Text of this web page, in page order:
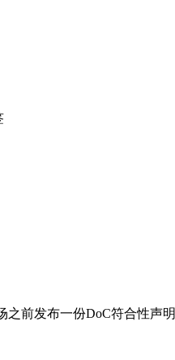
之前发布一份DoC符合性声明